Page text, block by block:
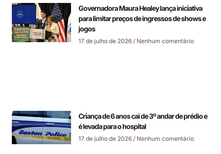
Governadora Maura Healey lança iniciativa
para limitar preços de ingressos de shows e
jogos
17 de julho de 2026 Nenhum comentário
Criança de 6 anos cai de 3º andar de prédio e
é levada para o hospital
17 de julho de 2026 Nenhum comentário